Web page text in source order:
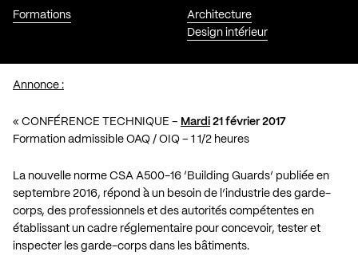
Formations
Architecture
Design intérieur
Annonce :
« CONFÉRENCE TECHNIQUE – Mardi 21 février 2017
Formation admissible OAQ / OIQ – 1 1/2 heures
La nouvelle norme CSA A500-16 ‘Building Guards’ publiée en
septembre 2016, répond à un besoin de l’industrie des garde-
corps, des professionnels et des autorités compétentes en
établissant un cadre réglementaire pour concevoir, tester et
inspecter les garde-corps dans les bâtiments.